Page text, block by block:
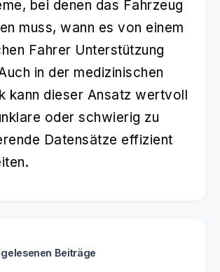
bei denen das Fahrzeug
muss, wann es von einem
Fahrer Unterstützung
in der medizinischen
kann dieser Ansatz wertvoll
oder schwierig zu
Datensätze effizient
Beiträge